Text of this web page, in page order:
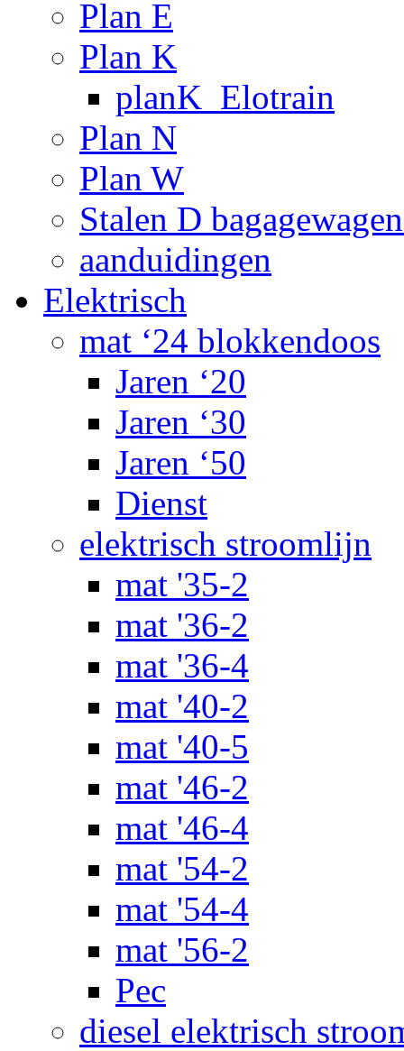
Plan E
Plan K
planK_Elotrain
Plan N
Plan W
Stalen D
aanduidingen
Elektrisch
mat ‘24 blokkendoos
Jaren ‘20
Jaren ‘30
Jaren ‘50
Dienst
elektrisch stroomlijn
mat '35-2
mat '36-2
mat '36-4
mat '40-2
mat '40-5
mat '46-2
mat '46-4
mat '54-2
mat '54-4
mat '56-2
Pec
diesel elektrisch